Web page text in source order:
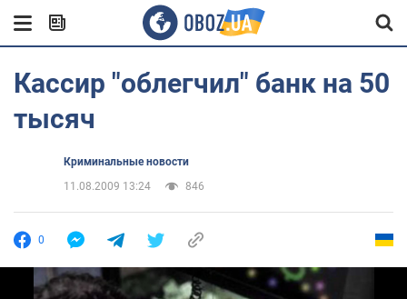
Кассир "облегчил" банк на 50
тысяч
Криминальные новости
11.08.2009 13:24
846
0